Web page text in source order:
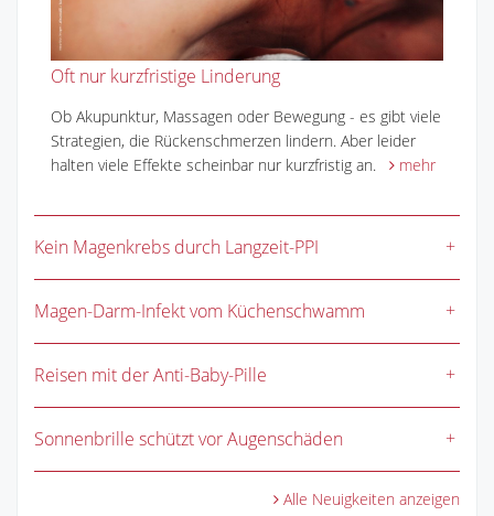
Oft nur kurzfristige Linderung
Ob Akupunktur, Massagen oder Bewegung - es gibt viele
Strategien, die Rückenschmerzen lindern. Aber leider
halten viele Effekte scheinbar nur kurzfristig an.
mehr
Kein Magenkrebs durch Langzeit-PPI
Magen-Darm-Infekt vom Küchenschwamm
Reisen mit der Anti-Baby-Pille
Sonnenbrille schützt vor Augenschäden
Alle Neuigkeiten anzeigen